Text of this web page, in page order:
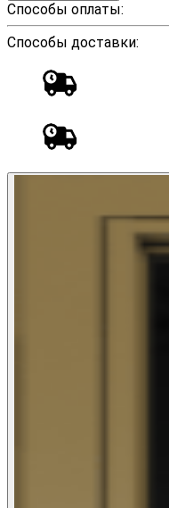
Способы оплаты:
Способы доставки: